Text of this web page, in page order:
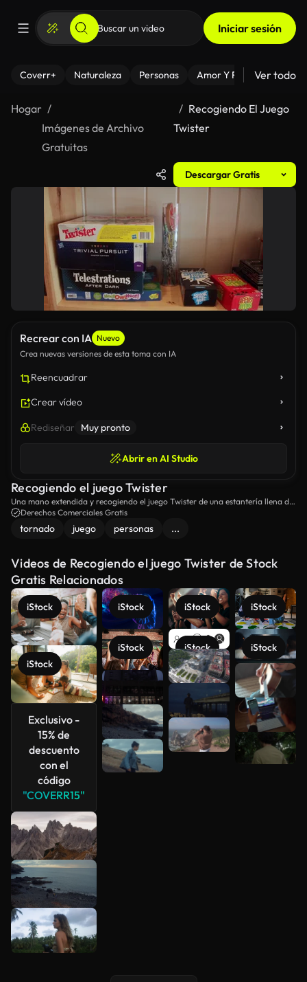
Iniciar sesión
Coverr+ Naturaleza Personas Amor Y Relaciones
Ver todo
Hogar
Imágenes de Archivo
Gratuitas
Recogiendo El Juego
Twister
Descargar Gratis
Recrear con IA Nuevo
Crea nuevas versiones de esta toma con IA
Reencuadrar
Crear vídeo
Rediseñar Muy pronto
Abrir en AI Studio
Recogiendo el juego Twister
Una mano extendida y recogiendo el juego Twister de una estantería llena de
otros juegos.
Derechos Comerciales Gratis
tornado juego personas ...
Videos de Recogiendo el juego Twister de Stock
Gratis Relacionados
iStock
iStock
Exclusivo -
15% de
descuento
con el
código
"COVERR15"
iStock
iStock
iStock
iStock
iStock
iStock
Ver más